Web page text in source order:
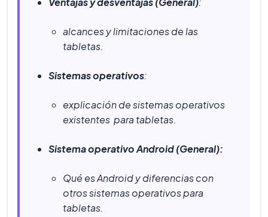
alcances y limitaciones de las
tabletas.
Sistemas operativos:
explicación de sistemas operativos
existentes para tabletas.
Sistema operativo Android (General):
Qué es Android y diferencias con
otros sistemas operativos para
tabletas.